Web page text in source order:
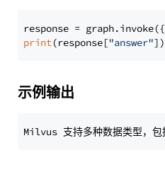
response = graph.invoke({
print(response["answer"
示例输出